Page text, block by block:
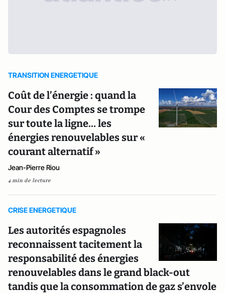
TRANSITION ENERGETIQUE
Coût de l’énergie : quand la
Cour des Comptes se trompe
sur toute la ligne… les
énergies renouvelables sur «
courant alternatif »
Jean-Pierre Riou
4 min de lecture
CRISE ENERGETIQUE
Les autorités espagnoles
reconnaissent tacitement la
responsabilité des énergies
renouvelables dans le grand black-out
tandis que la consommation de gaz s’envole